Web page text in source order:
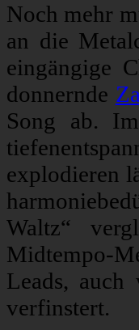
Noch mehr
an die
eingängige
donnernde
Song ab.
explodieren
Waltz“
Midtempo-
Leads,
verfinstert.